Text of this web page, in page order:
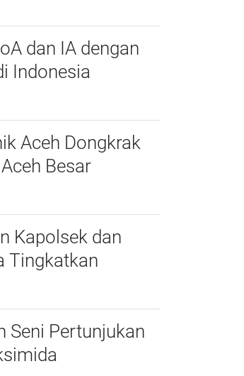
dan IA dengan
Indonesia
Aceh Dongkrak
Besar
Kapolsek dan
Tingkatkan
Seni Pertunjukan